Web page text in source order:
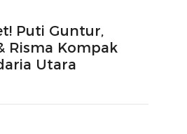
Puti Guntur,
Risma Kompak
Utara